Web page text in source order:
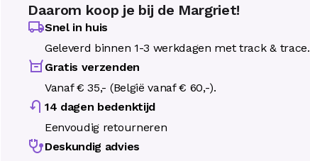
Daarom koop je bij de Margriet!
Snel in huis
Geleverd binnen 1-3 werkdagen met track & trace.
Gratis verzenden
Vanaf € 35,- (België vanaf € 60,-).
14 dagen bedenktijd
Eenvoudig retourneren
Deskundig advies